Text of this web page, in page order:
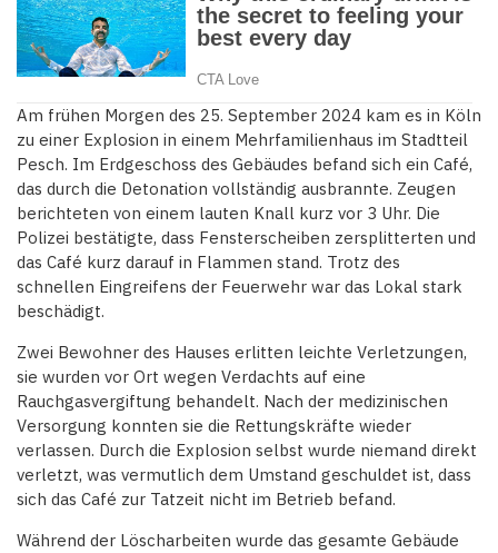
Am frühen Morgen des 25. September 2024 kam es in Köln
zu einer Explosion in einem Mehrfamilienhaus im Stadtteil
Pesch. Im Erdgeschoss des Gebäudes befand sich ein Café,
das durch die Detonation vollständig ausbrannte. Zeugen
berichteten von einem lauten Knall kurz vor 3 Uhr. Die
Polizei bestätigte, dass Fensterscheiben zersplitterten und
das Café kurz darauf in Flammen stand. Trotz des
schnellen Eingreifens der Feuerwehr war das Lokal stark
beschädigt.
Zwei Bewohner des Hauses erlitten leichte Verletzungen,
sie wurden vor Ort wegen Verdachts auf eine
Rauchgasvergiftung behandelt. Nach der medizinischen
Versorgung konnten sie die Rettungskräfte wieder
verlassen. Durch die Explosion selbst wurde niemand direkt
verletzt, was vermutlich dem Umstand geschuldet ist, dass
sich das Café zur Tatzeit nicht im Betrieb befand.
Während der Löscharbeiten wurde das gesamte Gebäude